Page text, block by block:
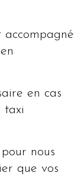
en cas
taxi
nous
que vos